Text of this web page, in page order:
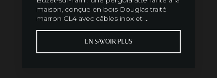
maison, conçue en bois Douglas traité
marron CL4 avec câbles inox et ...
EN SAVOIR PLUS